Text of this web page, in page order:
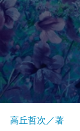
高丘哲次／著